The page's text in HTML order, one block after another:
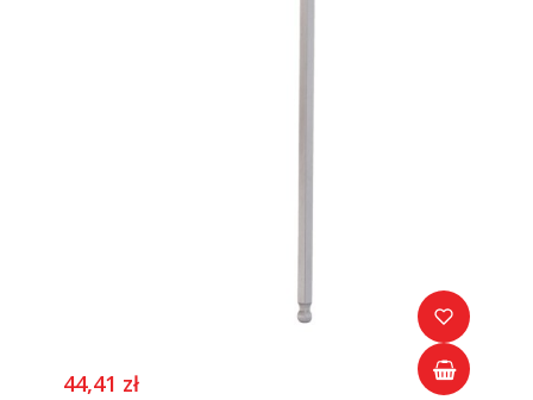
44,41 zł